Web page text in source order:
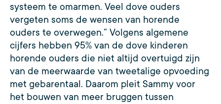
systeem te omarmen. Veel dove ouders
vergeten soms de wensen van horende
ouders te overwegen.” Volgens algemene
cijfers hebben 95% van de dove kinderen
horende ouders die niet altijd overtuigd zijn
van de meerwaarde van tweetalige opvoeding
met gebarentaal. Daarom pleit Sammy voor
het bouwen van meer bruggen tussen